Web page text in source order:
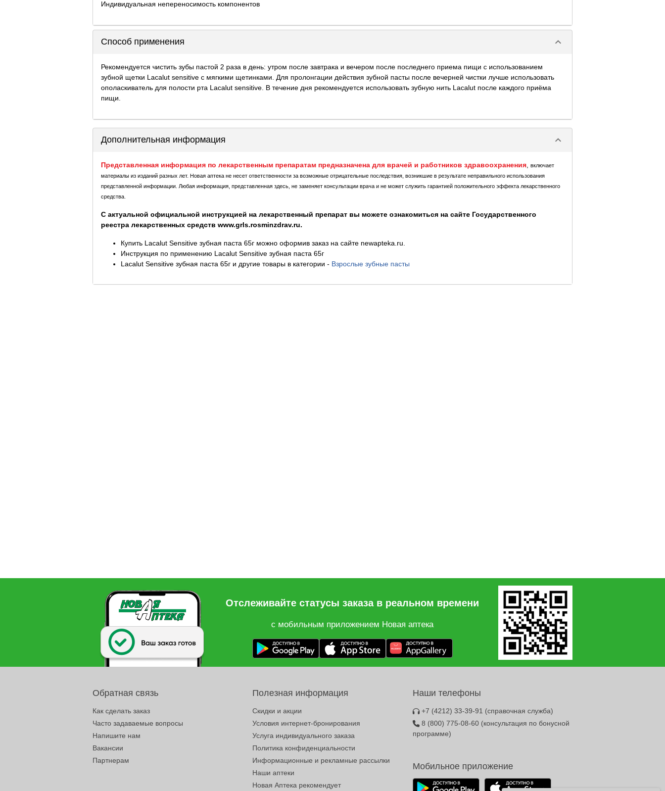
Индивидуальная непереносимость компонентов
Способ применения keyboard_arrow_down
Рекомендуется чистить зубы пастой 2 раза в день: утром после завтрака и вечером после последнего приема пищи с использованием
зубной щетки Lacalut sensitive с мягкими щетинками. Для пролонгации действия зубной пасты после вечерней чистки лучше использовать
ополаскиватель для полости рта Lacalut sensitive. В течение дня рекомендуется использовать зубную нить Lacalut после каждого приёма
пищи.
Дополнительная информация keyboard_arrow_down
Представленная информация по лекарственным препаратам предназначена для врачей и работников здравоохранения
включает
материалы из изданий разных лет. Новая аптека не несет ответственности за возможные отрицательные последствия, возникшие в результате неправильного использования
представленной информации. Любая информация, представленная здесь, не заменяет консультации врача и не может служить гарантией положительного эффекта лекарственного
средства.
С актуальной официальной инструкцией на лекарственный препарат вы можете ознакомиться на сайте Государственного
реестра лекарственных средств www.grls.rosminzdrav.ru.
Купить Lacalut Sensitive зубная паста 65г можно оформив заказ на сайте newapteka.ru.
Инструкция по применению Lacalut Sensitive зубная паста 65г
Lacalut Sensitive зубная паста 65г и другие товары в категории - Взрослые зубные пасты
Отслеживайте статусы заказа в реальном времени
с мобильным приложением Новая аптека
Обратная связь
Как сделать заказ
Часто задаваемые вопросы
Напишите нам
Вакансии
Партнерам
Полезная информация
Скидки и акции
Условия интернет-бронирования
Услуга индивидуального заказа
Политика конфиденциальности
Информационные и рекламные рассылки
Наши аптеки
Новая Аптека рекомендует
Наши телефоны
+7 (4212) 33-39-91 (справочная служба)
8 (800) 775-08-60 (консультация по бонусной
программе)
Мобильное приложение